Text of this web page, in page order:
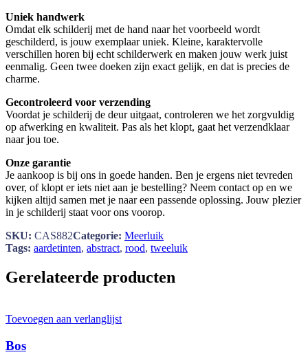
Uniek handwerk
Omdat elk schilderij met de hand naar het voorbeeld wordt
geschilderd, is jouw exemplaar uniek. Kleine, karaktervolle
verschillen horen bij echt schilderwerk en maken jouw werk juist
eenmalig. Geen twee doeken zijn exact gelijk, en dat is precies de
charme.
Gecontroleerd voor verzending
Voordat je schilderij de deur uitgaat, controleren we het zorgvuldig
op afwerking en kwaliteit. Pas als het klopt, gaat het verzendklaar
naar jou toe.
Onze garantie
Je aankoop is bij ons in goede handen. Ben je ergens niet tevreden
over, of klopt er iets niet aan je bestelling? Neem contact op en we
kijken altijd samen met je naar een passende oplossing. Jouw plezier
in je schilderij staat voor ons voorop.
SKU: CAS882Categorie: Meerluik
Tags: aardetinten, abstract, rood, tweeluik
Gerelateerde producten
Toevoegen aan verlanglijst
Bos